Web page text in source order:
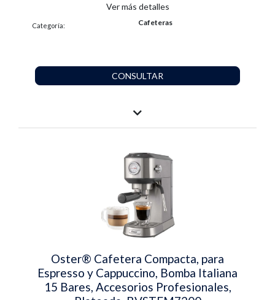
Ver más detalles
Categoría: Cafeteras
CONSULTAR
Oster® Cafetera Compacta, para
Espresso y Cappuccino, Bomba Italiana
15 Bares, Accesorios Profesionales,